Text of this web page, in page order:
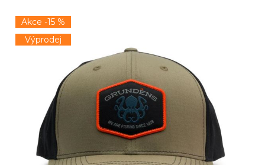
Akce -15 %
Výprodej